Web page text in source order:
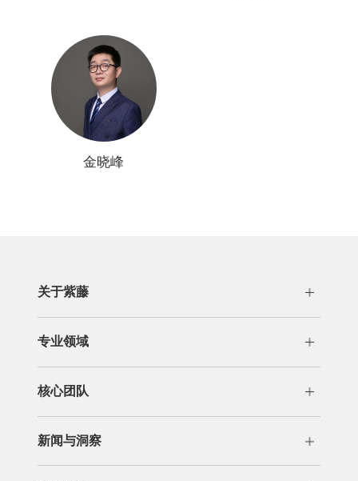
金晓峰
关于紫藤
公司概况 发展历程
荣誉资质
专业领域
专利代理 分析咨询
交易运营
商标版权
核心团队
管理团队 专业团队
新闻与洞察
新闻 洞察